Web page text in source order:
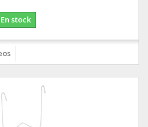
En stock